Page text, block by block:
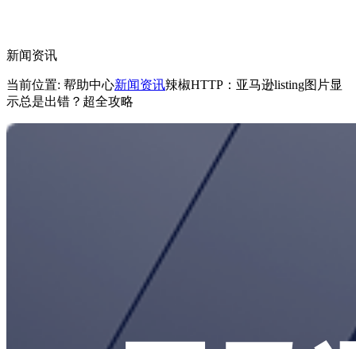
新闻资讯
当前位置: 帮助中心新闻资讯辣椒HTTP：亚马逊listing图片显
示总是出错？超全攻略